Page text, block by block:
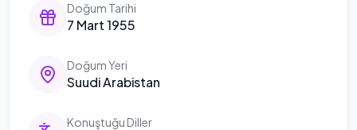
Doğum Tarihi
7 Mart 1955
Doğum Yeri
Suudi Arabistan
Konuştuğu Diller